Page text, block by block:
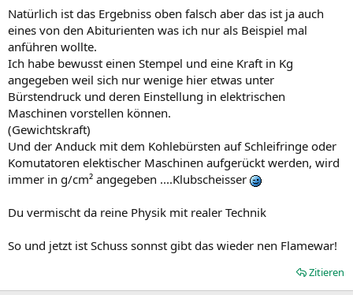
Und zu guter letzt ist das ERgebnis falsch, Fehler Nummer 3.
Unter Normgravitation (1G=9.81m/s²) müsste das Ergebnis
30.7kPa oder 0.3 Bar lauten.
Natürlich ist das Ergebniss oben falsch aber das ist ja auch
eines von den Abiturienten was ich nur als Beispiel mal
anführen wollte.
Ich habe bewusst einen Stempel und eine Kraft in Kg
angegeben weil sich nur wenige hier etwas unter
Bürstendruck und deren Einstellung in elektrischen
Maschinen vorstellen können.
(Gewichtskraft)
Und der Anduck mit dem Kohlebürsten auf Schleifringe oder
Komutatoren elektischer Maschinen aufgerückt werden, wird
immer in g/cm² angegeben ....Klubscheisser
Du vermischt da reine Physik mit realer Technik
So und jetzt ist Schuss sonnst gibt das wieder nen Flamewar!
Zitieren